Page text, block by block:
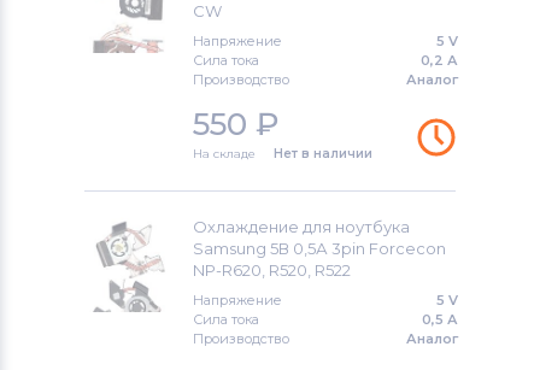
CW
Напряжение
5 V
Сила тока
0,2 А
Производство
Аналог
550 ₽
На складе Нет в наличии
Охлаждение для ноутбука
Samsung 5В 0,5А 3pin Forcecon
NP-R620, R520, R522
Напряжение
5 V
Сила тока
0,5 А
Производство
Аналог